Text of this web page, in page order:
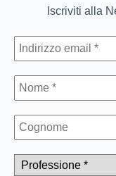
Iscriviti alla